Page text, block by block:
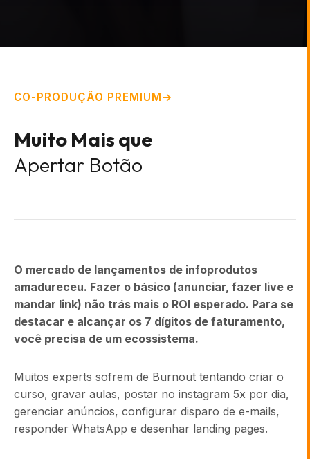
CO-PRODUÇÃO PREMIUM
Muito Mais que
Apertar Botão
O mercado de lançamentos de infoprodutos
amadureceu. Fazer o básico (anunciar, fazer live e
mandar link) não trás mais o ROI esperado. Para se
destacar e alcançar os 7 dígitos de faturamento,
você precisa de um ecossistema.
Muitos experts sofrem de Burnout tentando criar o
curso, gravar aulas, postar no instagram 5x por dia,
gerenciar anúncios, configurar disparo de e-mails,
responder WhatsApp e desenhar landing pages.